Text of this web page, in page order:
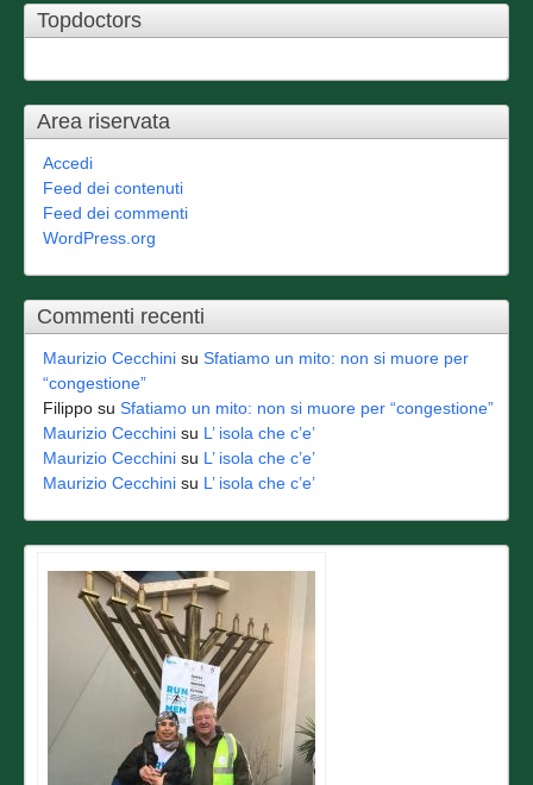
Topdoctors
Area riservata
Accedi
Feed dei contenuti
Feed dei commenti
WordPress.org
Commenti recenti
Maurizio Cecchini su Sfatiamo un mito: non si muore per
“congestione”
Filippo su Sfatiamo un mito: non si muore per “congestione”
Maurizio Cecchini su L’ isola che c’e’
Maurizio Cecchini su L’ isola che c’e’
Maurizio Cecchini su L’ isola che c’e’